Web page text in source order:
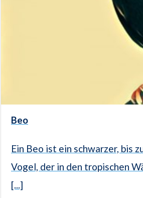
Beo
Ein Beo ist ein schwarzer, bis
Vogel, der in den tropischen
[...]